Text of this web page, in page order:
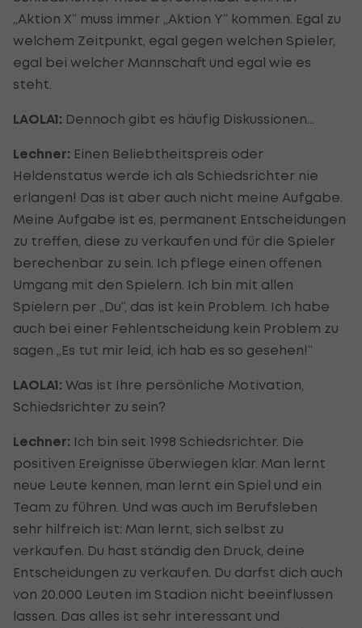
„Aktion X“ muss immer „Aktion Y“ kommen. Egal zu
welchem Zeitpunkt, egal gegen welchen Spieler,
egal bei welcher Mannschaft und egal wie es
steht.
LAOLA1: Dennoch gibt es häufig Diskussionen…
Lechner: Einen Beliebtheitspreis oder
Heldenstatus werde ich als Schiedsrichter nie
erlangen! Das ist aber auch nicht meine Aufgabe.
Meine Aufgabe ist es, permanent Entscheidungen
zu treffen, diese zu verkaufen und für die Spieler
berechenbar zu sein. Ich pflege einen offenen
Umgang mit den Spielern. Ich bin mit allen
Spielern per „Du“, das ist kein Problem. Ich habe
auch bei einer Fehlentscheidung kein Problem zu
sagen „Es tut mir leid, ich hab es so gesehen!“
LAOLA1: Was ist Ihre persönliche Motivation,
Schiedsrichter zu sein?
Lechner: Ich bin seit 1998 Schiedsrichter. Die
positiven Ereignisse überwiegen klar. Man lernt
neue Leute kennen, man lernt ein Spiel und ein
Team zu führen. Und was auch im Berufsleben
sehr hilfreich ist: Man lernt, sich selbst zu
verkaufen. Du hast ständig den Druck, deine
Entscheidungen zu verkaufen. Du darfst dich auch
von 20.000 Leuten im Stadion nicht beeinflussen
lassen. Das alles ist sehr interessant und